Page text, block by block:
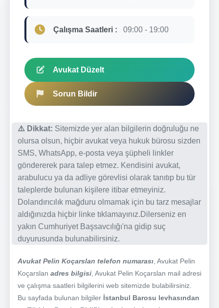
Çalışma Saatleri : 09:00 - 19:00
Avukat Düzelt
Sorun Bildir
⚠️ Dikkat: Sitemizde yer alan bilgilerin doğruluğu ne
olursa olsun, hiçbir avukat veya hukuk bürosu sizden
SMS, WhatsApp, e-posta veya şüpheli linkler
göndererek para talep etmez. Kendisini avukat,
arabulucu ya da adliye görevlisi olarak tanıtıp bu tür
taleplerde bulunan kişilere itibar etmeyiniz.
Dolandırıcılık mağduru olmamak için bu tarz mesajlar
aldığınızda hiçbir linke tıklamayınız.Dilerseniz en
yakın Cumhuriyet Başsavcılığı'na gidip suç
duyurusunda bulunabilirsiniz.
Avukat Pelin Koçarslan telefon numarası , Avukat Pelin
Koçarslan adres bilgisi , Avukat Pelin Koçarslan mail adresi
ve çalışma saatleri bilgilerini web sitemizde bulabilirsiniz.
Bu sayfada bulunan bilgiler İstanbul Barosu levhasından